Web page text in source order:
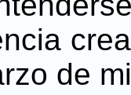
de